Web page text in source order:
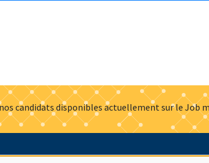
candidats disponibles actuellement sur le Job
d'emploi Presse Mentions légales